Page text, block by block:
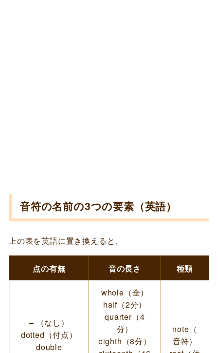
音符の名前の3つの要素（英語）
上の表を英語に置き換えると、
点の有無 音の長さ 種類
– （なし）
dotted（付点）
double
whole（全）
half（2分）
quarter（4
分）
eighth（8分）
note（
音符）